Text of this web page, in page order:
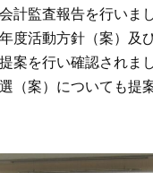
計監査報告を行いま
度活動方針（案）及
案を行い確認されま
（案）についても提